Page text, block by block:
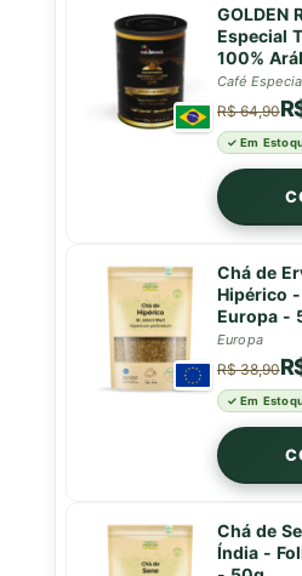
GOLDEN
Especial
100%
-
Caparaó
-
Café
R$ 64,90
✓ Em
Chá de
Hipérico
Europa -
Europa
R$ 38,90
✓ Em
Chá de
Índia -